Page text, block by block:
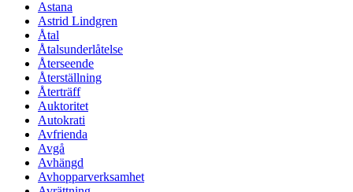
Astana
Astrid Lindgren
Åtal
Åtalsunderlåtelse
Återseende
Återställning
Återträff
Auktoritet
Autokrati
Avfrienda
Avgå
Avhängd
Avhopparverksamhet